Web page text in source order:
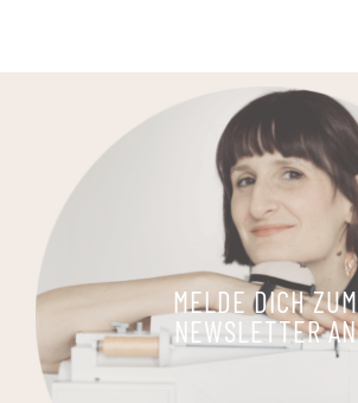
MELDE DICH ZUM
NEWSLETTER AN